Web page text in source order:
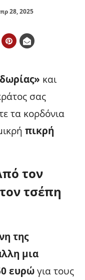
28, 2025
και
σας
τα κορδόνια
πικρή
τον
τσέπη
της
μια
ευρώγια τους